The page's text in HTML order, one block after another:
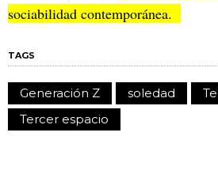
sociabilidad contemporánea.
TAGS
Generación Z soledad
Tercer espacio